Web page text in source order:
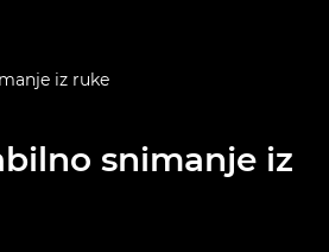
snimanje iz